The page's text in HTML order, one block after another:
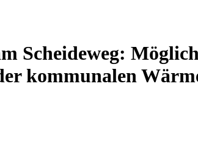
Scheideweg:
kommunalen